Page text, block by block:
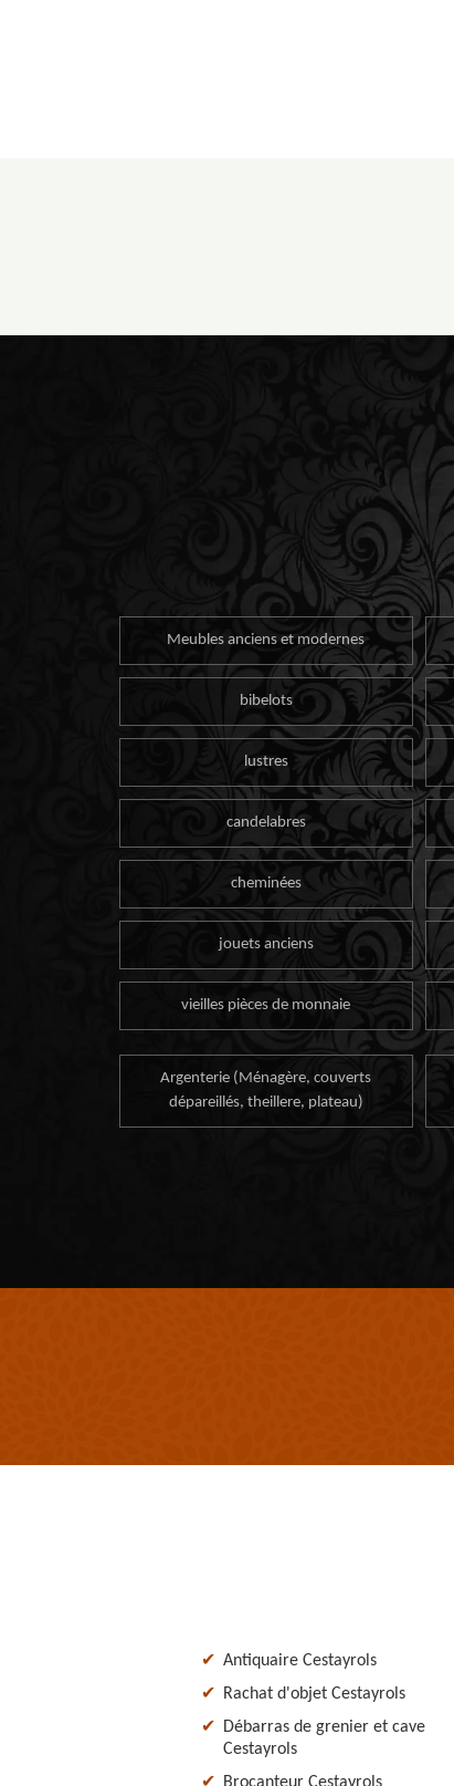
Meubles anciens et modernes
bibelots
lustres
candelabres
cheminées
jouets anciens
vieilles pièces de monnaie
Argenterie (Ménagère, couverts
dépareillés, theillere, plateau)
Antiquaire Cestayrols
Rachat d'objet Cestayrols
Débarras de grenier et cave
Cestayrols
Brocanteur Cestayrols